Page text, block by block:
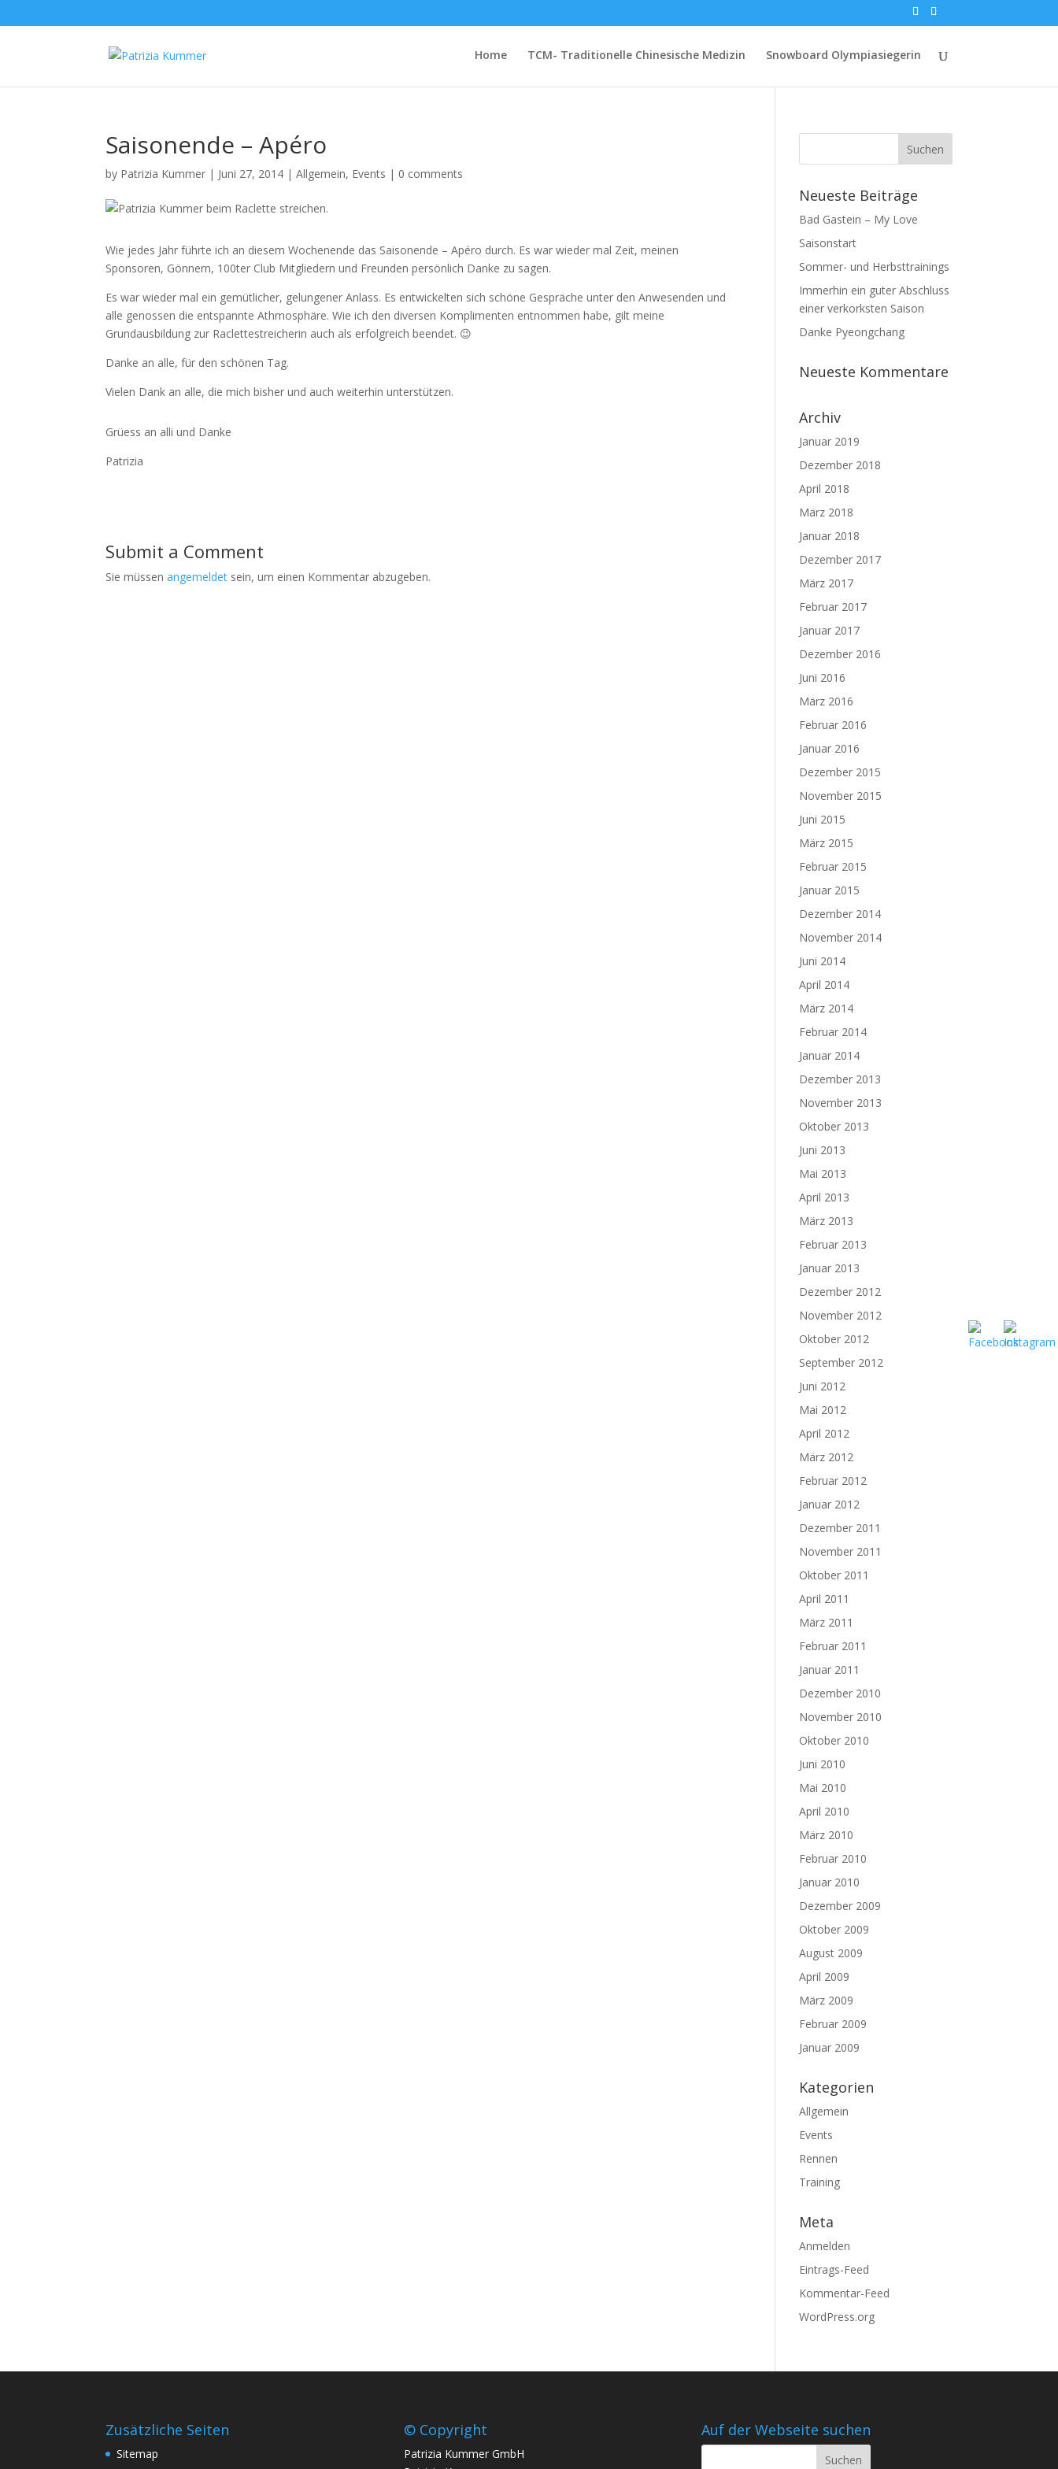
Home TCM- Traditionelle Chinesische Medizin Snowboard Olympiasiegerin
Saisonende – Apéro
by Patrizia Kummer | Juni 27, 2014 |Allgemein, Events | 0 comments
Wie jedes Jahr führte ich an diesem Wochenende das Saisonende – Apéro durch. Es war wieder mal Zeit, meinen
Sponsoren, Gönnern, 100ter Club Mitgliedern und Freunden persönlich Danke zu sagen.
Es war wieder mal ein gemütlicher, gelungener Anlass. Es entwickelten sich schöne Gespräche unter den Anwesenden und
alle genossen die entspannte Athmosphäre. Wie ich den diversen Komplimenten entnommen habe, gilt meine
Grundausbildung zur Raclettestreicherin auch als erfolgreich beendet. 😉
Danke an alle, für den schönen Tag.
Vielen Dank an alle, die mich bisher und auch weiterhin unterstützen.
Grüess an alli und Danke
Patrizia
Submit a Comment
Sie müssenangemeldet sein, um einen Kommentar abzugeben.
Neueste Beiträge
Bad Gastein – My Love
Saisonstart
Sommer- und Herbsttrainings
Immerhin ein guter Abschluss
einer verkorksten Saison
Danke Pyeongchang
Neueste Kommentare
Archiv
Januar 2019
Dezember 2018
April 2018
März 2018
Januar 2018
Dezember 2017
März 2017
Februar 2017
Januar 2017
Dezember 2016
Juni 2016
März 2016
Februar 2016
Januar 2016
Dezember 2015
November 2015
Juni 2015
März 2015
Februar 2015
Januar 2015
Dezember 2014
November 2014
Juni 2014
April 2014
März 2014
Februar 2014
Januar 2014
Dezember 2013
November 2013
Oktober 2013
Juni 2013
Mai 2013
April 2013
März 2013
Februar 2013
Januar 2013
Dezember 2012
November 2012
Oktober 2012
September 2012
Juni 2012
Mai 2012
April 2012
März 2012
Februar 2012
Januar 2012
Dezember 2011
November 2011
Oktober 2011
April 2011
März 2011
Februar 2011
Januar 2011
Dezember 2010
November 2010
Oktober 2010
Juni 2010
Mai 2010
April 2010
März 2010
Februar 2010
Januar 2010
Dezember 2009
Oktober 2009
August 2009
April 2009
März 2009
Februar 2009
Januar 2009
Kategorien
Allgemein
Events
Rennen
Training
Meta
Anmelden
Eintrags-Feed
Kommentar-Feed
WordPress.org
Zusätzliche Seiten
Sitemap
© Copyright
Patrizia Kummer GmbH
Auf der Webseite suchen